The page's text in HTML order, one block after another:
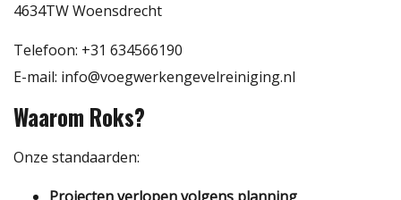
4634TW Woensdrecht
Telefoon: +31 634566190
E-mail: info@voegwerkengevelreiniging.nl
Waarom Roks?
Onze standaarden: